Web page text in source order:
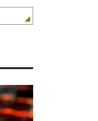
定外のミス”